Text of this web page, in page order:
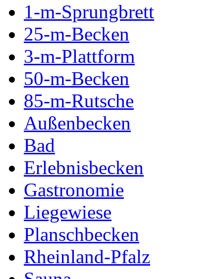
1-m-Sprungbrett
25-m-Becken
3-m-Plattform
50-m-Becken
85-m-Rutsche
Außenbecken
Bad
Erlebnisbecken
Gastronomie
Liegewiese
Planschbecken
Rheinland-Pfalz